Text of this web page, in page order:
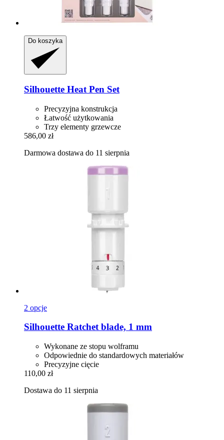
Do koszyka
Silhouette Heat Pen Set
Precyzyjna konstrukcja
Łatwość użytkowania
Trzy elementy grzewcze
586,00 zł
Darmowa dostawa do 11 sierpnia
2 opcje
Silhouette Ratchet blade, 1 mm
Wykonane ze stopu wolframu
Odpowiednie do standardowych materiałów
Precyzyjne cięcie
110,00 zł
Dostawa do 11 sierpnia